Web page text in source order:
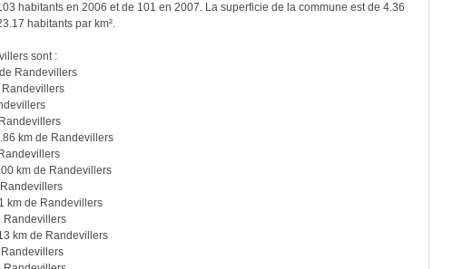
habitants en 2006 et de 101 en 2007. La superficie de la commune est de 4.36
habitants par km².
sont :
Randevillers
km de Randevillers
km de Randevillers
km de Randevillers
Randevillers
km de Randevillers